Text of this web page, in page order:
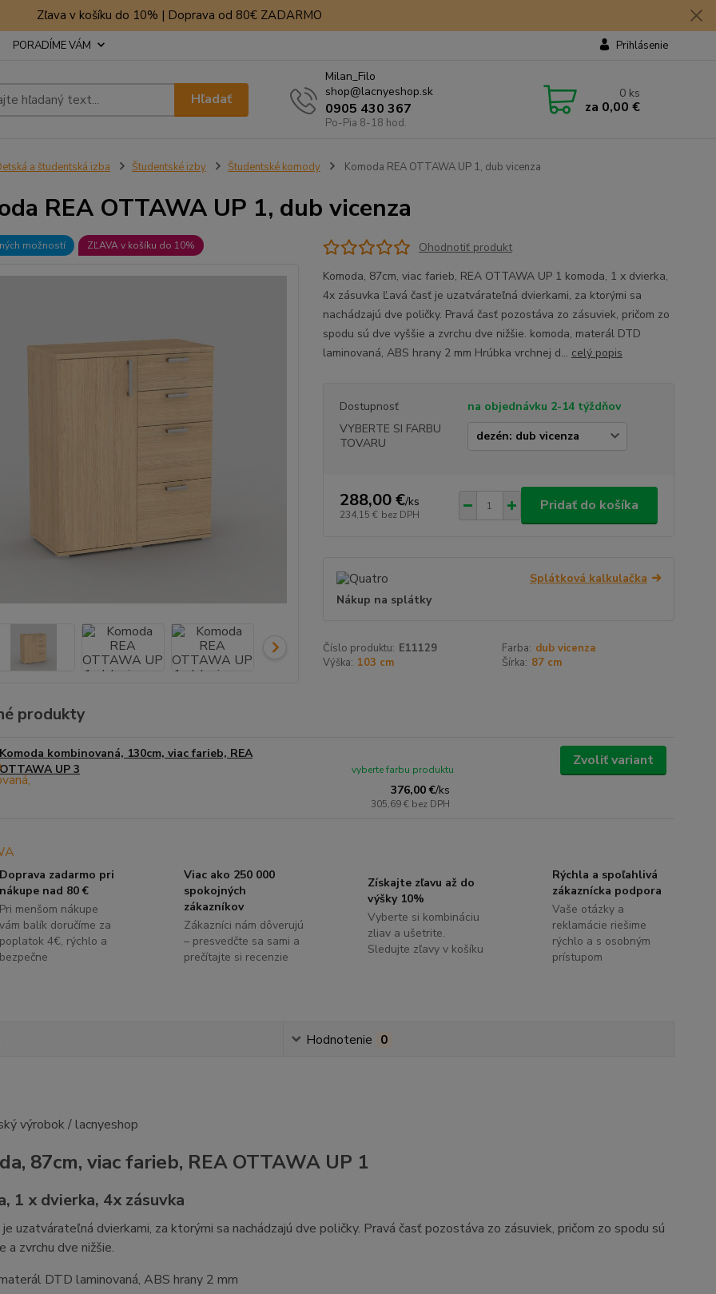
Zľava v košíku do 10% | Doprava od 80€ ZADARMO
PORADÍME VÁM Prihlásenie
Hľadať
Milan_Filo
shop@lacnyeshop.sk
0905 430 367
Po-Pia 8-18 hod.
0 ks
za 0,00 €
a študentská izba Študentské izby Študentské komody Komoda REA OTTAWA UP 1, dub vicenza
REA OTTAWA UP 1, dub vicenza
možností ZĽAVA v košíku do 10%
Ohodnotiť produkt
Komoda, 87cm, viac farieb, REA OTTAWA UP 1 komoda, 1 x dvierka,
4x zásuvka Ľavá časť je uzatvárateľná dvierkami, za ktorými sa
nachádzajú dve poličky. Pravá časť pozostáva zo zásuviek, pričom zo
spodu sú dve vyššie a zvrchu dve nižšie. komoda, materál DTD
laminovaná, ABS hrany 2 mm Hrúbka vrchnej d... celý popis
Dostupnosť
na objednávku 2-14 týždňov
VYBERTE SI FARBU
TOVARU
288,00 €/ks
234,15 € bez DPH
Pridať do košíka
Splátková kalkulačka
Nákup na splátky
Číslo produktu: E11129 Farba: dub vicenza
Výška: 103 cm Šírka: 87 cm
produkty
Komoda kombinovaná, 130cm, viac farieb, REA
UP 3
376,00 €/ks
305,69 € bez DPH
vyberte farbu produktu
Zvoliť variant
Doprava zadarmo pri
nákupe nad 80 €
Pri menšom nákupe
vám balík doručíme za
poplatok 4€, rýchlo a
bezpečne
Viac ako 250 000
spokojných
zákazníkov
Zákazníci nám dôverujú
– presvedčte sa sami a
prečítajte si recenzie
Získajte zľavu až do
výšky 10%
Vyberte si kombináciu
zliav a ušetrite.
Sledujte zľavy v košíku
Rýchla a spoľahlivá
zákaznícka podpora
Vaše otázky a
reklamácie riešime
rýchlo a s osobným
prístupom
Hodnotenie 0
87cm, viac farieb, REA OTTAWA UP 1
1 x dvierka, 4x zásuvka
je uzatvárateľná dvierkami, za ktorými sa nachádzajú dve poličky. Pravá časť pozostáva zo zásuviek, pričom zo spodu sú
a zvrchu dve nižšie.
DTD laminovaná, ABS hrany 2 mm